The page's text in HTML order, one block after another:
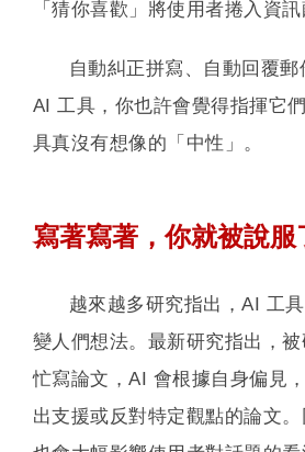
「猜你喜歡」將使用者捲入資訊
自動糾正拼寫、自動回覆
AI 工具，你也許會覺得指揮它
具真沒有想像的「中性」。
寫著寫著，你就被說服
越來越多研究指出，AI 工
變人們想法。最新研究指出，
忙寫論文，AI 會根據自身偏見
出支援或反對特定觀點的論文